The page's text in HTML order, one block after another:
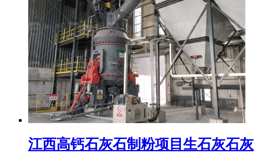
江西高钙石灰石制粉项目生石灰石灰